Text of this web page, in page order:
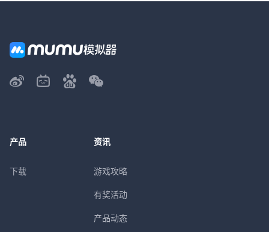
产品
下载
资讯
游戏攻略
有奖活动
产品动态